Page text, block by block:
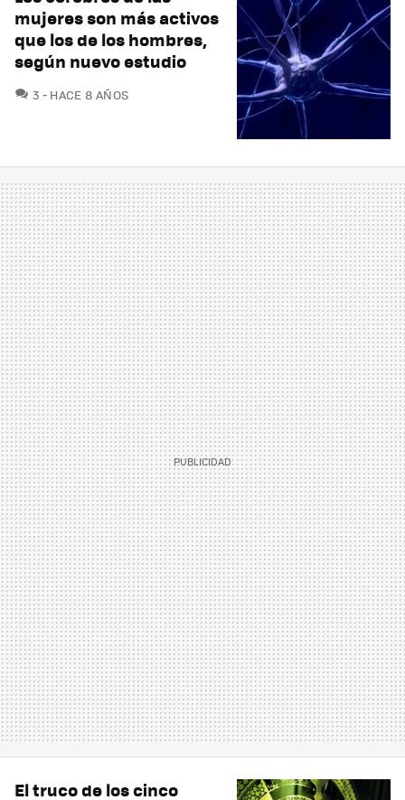
mujeres son más activos
que los de los hombres,
según nuevo estudio
3 COMENTARIOS
HACE 8 AÑOS
El truco de los cinco